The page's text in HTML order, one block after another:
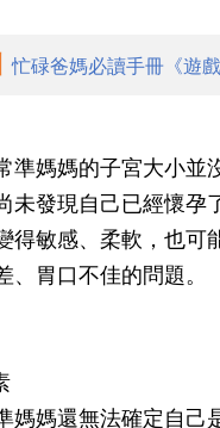
忙碌爸媽必讀手冊《遊
媽媽的子宮大小並
未發現自己已經懷孕
得敏感、柔軟，也可
胃口不佳的問題。
媽還無法確定自己